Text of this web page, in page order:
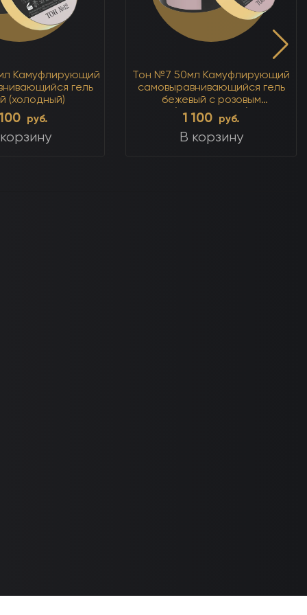
Камуфлирующий
гель
(холодный)
руб.
Тон №7 50мл Камуфлирующий
самовыравнивающийся гель
бежевый с розовым
(нейтральный)
1 100 руб.
В корзину